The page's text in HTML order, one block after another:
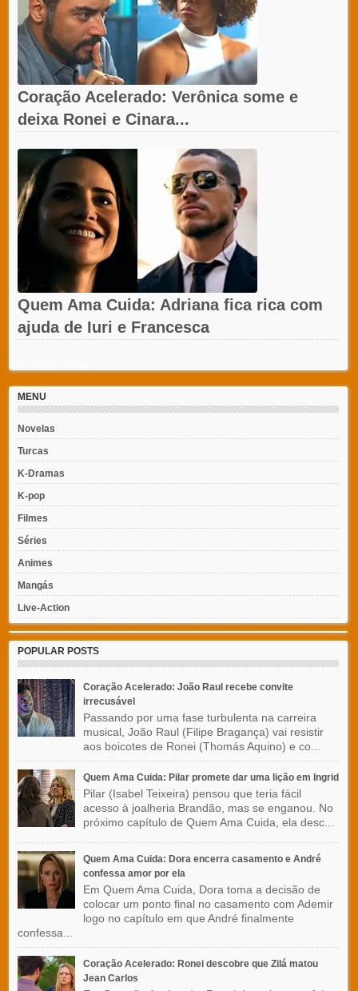
Coração Acelerado: Verônica some e
deixa Ronei e Cinara...
Quem Ama Cuida: Adriana fica rica com
ajuda de Iuri e Francesca
MENU
Novelas
Turcas
K-Dramas
K-pop
Filmes
Séries
Animes
Mangás
Live-Action
POPULAR POSTS
Coração Acelerado: João Raul recebe convite
irrecusável
Passando por uma fase turbulenta na carreira
musical, João Raul (Filipe Bragança) vai resistir
aos boicotes de Ronei (Thomás Aquino) e co...
Quem Ama Cuida: Pilar promete dar uma lição em Ingrid
Pilar (Isabel Teixeira) pensou que teria fácil
acesso à joalheria Brandão, mas se enganou. No
próximo capítulo de Quem Ama Cuida, ela desc...
Quem Ama Cuida: Dora encerra casamento e André
confessa amor por ela
Em Quem Ama Cuida, Dora toma a decisão de
colocar um ponto final no casamento com Ademir
logo no capítulo em que André finalmente
confessa...
Coração Acelerado: Ronei descobre que Zilá matou
Jean Carlos